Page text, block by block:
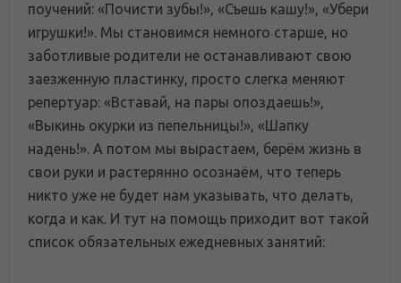
поучений: «Почисти зубы!», «Съешь кашу!», «Убери
игрушки!». Мы становимся немного старше, но
заботливые родители не останавливают свою
заезженную пластинку, просто слегка меняют
репертуар: «Вставай, на пары опоздаешь!»,
«Выкинь окурки из пепельницы!», «Шапку
надень!». А потом мы вырастаем, берём жизнь в
свои руки и растерянно осознаём, что теперь
никто уже не будет нам указывать, что делать,
когда и как. И тут на помощь приходит вот такой
список обязательных ежедневных занятий: